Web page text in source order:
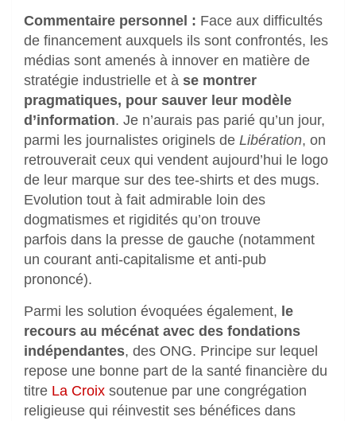
Commentaire personnel : Face aux difficultés
de financement auxquels ils sont confrontés, les
médias sont amenés à innover en matière de
stratégie industrielle et à se montrer
pragmatiques, pour sauver leur modèle
d’information. Je n’aurais pas parié qu’un jour,
parmi les journalistes originels de Libération, on
retrouverait ceux qui vendent aujourd’hui le logo
de leur marque sur des tee-shirts et des mugs.
Evolution tout à fait admirable loin des
dogmatismes et rigidités qu’on trouve
parfois dans la presse de gauche (notamment
un courant anti-capitalisme et anti-pub
prononcé).
Parmi les solution évoquées également, le
recours au mécénat avec des fondations
indépendantes, des ONG. Principe sur lequel
repose une bonne part de la santé financière du
titre La Croix soutenue par une congrégation
religieuse qui réinvestit ses bénéfices dans